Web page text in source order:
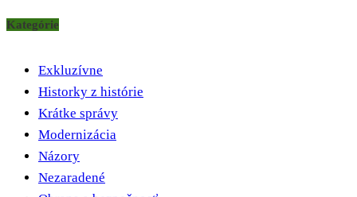
Kategórie
Exkluzívne
Historky z histórie
Krátke správy
Modernizácia
Názory
Nezaradené